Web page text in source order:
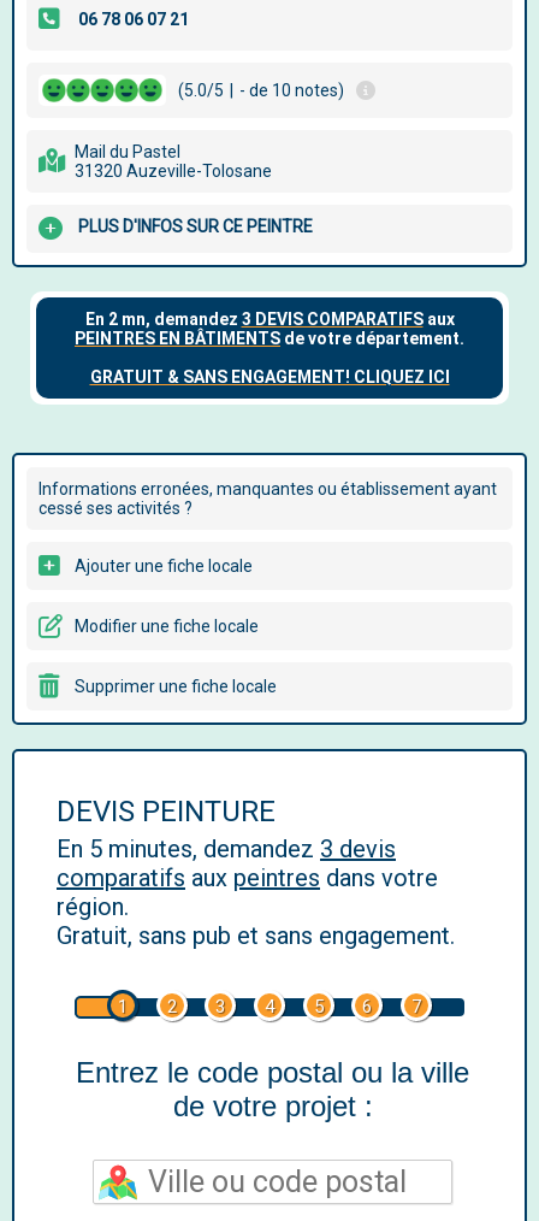
(5.0/5 - de 10 notes)
Mail du Pastel
31320 Auzeville-Tolosane
PLUS D'INFOS SUR CE PEINTRE
Informations erronées, manquantes ou établissement ayant
cessé ses activités ?
Ajouter une fiche locale
Modifier une fiche locale
Supprimer une fiche locale
DEVIS PEINTURE
En 5 minutes, demandez 3 devis
comparatifs aux peintres dans votre
région.
Gratuit, sans pub et sans engagement.
1 2 3 4 5 6 7
Entrez le code postal ou la ville
de votre projet :